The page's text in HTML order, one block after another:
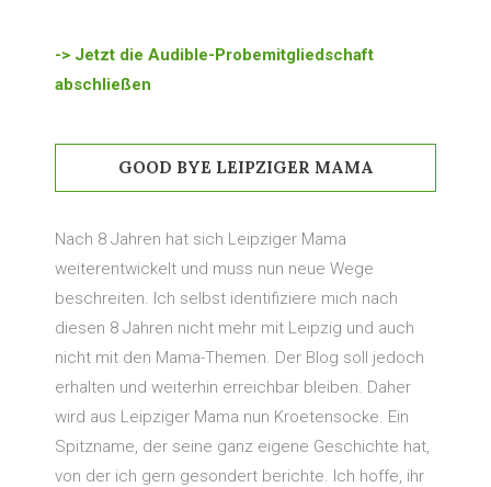
-> Jetzt die Audible-Probemitgliedschaft
abschließen
GOOD BYE LEIPZIGER MAMA
Nach 8 Jahren hat sich Leipziger Mama
weiterentwickelt und muss nun neue Wege
beschreiten. Ich selbst identifiziere mich nach
diesen 8 Jahren nicht mehr mit Leipzig und auch
nicht mit den Mama-Themen. Der Blog soll jedoch
erhalten und weiterhin erreichbar bleiben. Daher
wird aus Leipziger Mama nun Kroetensocke. Ein
Spitzname, der seine ganz eigene Geschichte hat,
von der ich gern gesondert berichte. Ich hoffe, ihr